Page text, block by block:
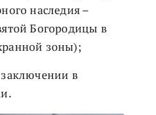
наследия –
Богородицы в
зоны);
в